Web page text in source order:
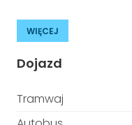
WIĘCEJ
Dojazd
Tramwaj